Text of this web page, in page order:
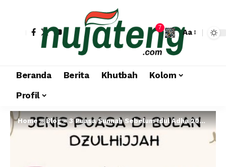
7
Aa
Beranda Berita Khutbah
Kolom
Profil
Home»Blog»3 Puasa Sunnah Sebelum Idul Adha 2026 : Jadwal, Niat, dan Keutamaannya